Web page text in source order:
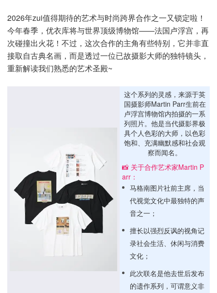
2026年zui值得期待的艺术与时尚跨界合作之一又锁定啦！
今年春季，优衣库将与世界顶级博物馆——法国卢浮宫，再
次碰撞出火花！不过，这次合作的主角有些特别，它并非直
接取自古典名画，而是透过一位已故摄影大师的独特镜头，
重新解读我们熟悉的艺术圣殿~
这个系列的灵感，来源于英
国摄影师Martin Parr生前在
卢浮宫博物馆内拍摄的一系
列照片。他是当代摄影界极
具个人色彩的大师，以色彩
饱和、充满幽默感和社会观
察而闻名。
📸 关于合作艺术家Martin P
arr：
马格南图片社前主席，当
代视觉文化中最独特的声
音之一；
擅长以强烈反讽的视角记
录社会生活、休闲与消费
文化；
此次联名是他去世后发布
的遗作系列，可谓意义非